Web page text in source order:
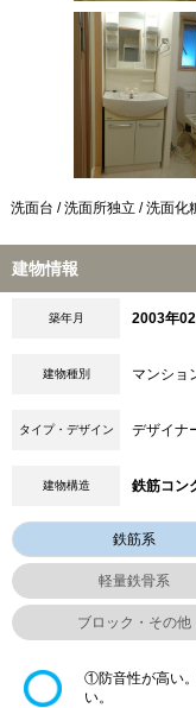
洗面台 / 洗面所独立 / 洗面化
建物情報
築年月 2003年
建物種別 マンショ
タイプ・デザイン デザイナ
建物構造 鉄筋コン
鉄筋系
軽量鉄骨系
ブロック・その他
①防音性が高い
い。